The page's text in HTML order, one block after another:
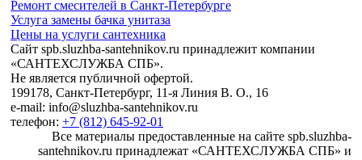
Ремонт смесителей в Санкт-Петербурге
Услуга замены бачка унитаза
Цены на услуги сантехника
Сайт spb.sluzhba-santehnikov.ru принадлежит компании
«САНТЕХСЛУЖБА СПБ».
Не является публичной офертой.
199178, Санкт-Петербург, 11-я Линия В. О., 16
e-mail: info@sluzhba-santehnikov.ru
телефон: +7 (812) 645-92-01
Все материалы предоставленные на сайте spb.sluzhba-
santehnikov.ru принадлежат «САНТЕХСЛУЖБА СПБ» и